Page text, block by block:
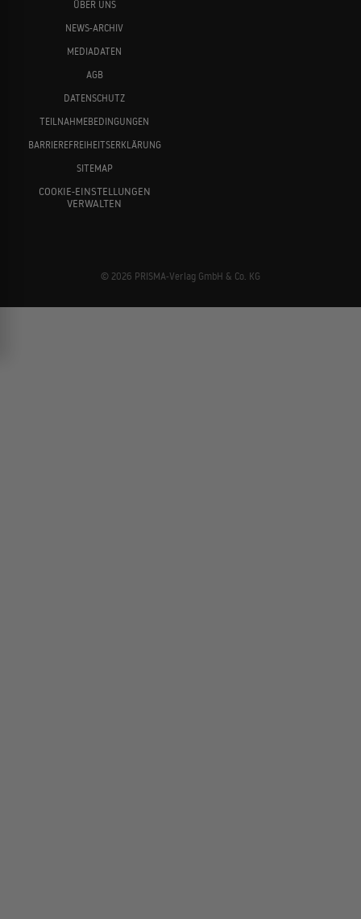
ÜBER UNS
NEWS-ARCHIV
MEDIADATEN
AGB
DATENSCHUTZ
TEILNAHMEBEDINGUNGEN
BARRIEREFREIHEITSERKLÄRUNG
SITEMAP
COOKIE-EINSTELLUNGEN
VERWALTEN
© 2026 PRISMA-Verlag GmbH & Co. KG